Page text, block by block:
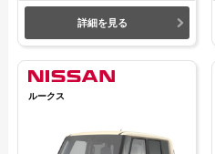
詳細を見る
ルークス